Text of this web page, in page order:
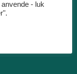
- luk